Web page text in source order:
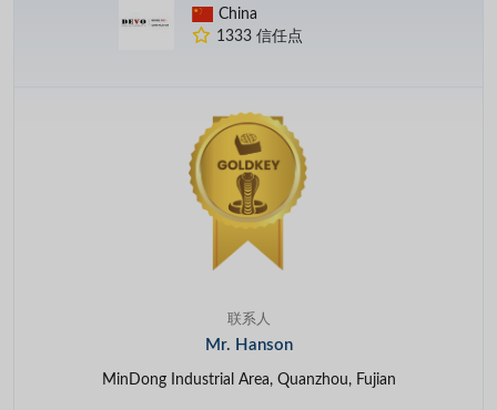
China
1333 信任点
联系人
Mr. Hanson
MinDong Industrial Area, Quanzhou, Fujian